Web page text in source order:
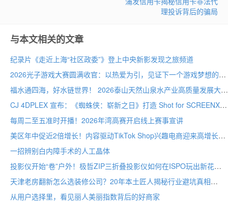
理投诉背后的骗局
与本文相关的文章
纪录片《走近上海“社区政委”》登上中央新影发现之旅频道
2026光子游戏大赛圆满收官：以热爱为引，见证下一个游戏梦想的诞生
福水通四海，好水链世界！ 2026泰山天然山泉水产业高质量发展大会圆满举行
CJ 4DPLEX 宣布：《蜘蛛侠：崭新之日》打造 Shot for SCREENX 专属版本
每周二至五准时开播！2026年湾高赛开启线上赛事宣讲
美区年中促近2倍增长！内容驱动TikTok Shop兴趣电商迎来高增长
一招辨别白内障手术的人工晶体
投影仪开始“卷”户外！极哲ZIP三折叠投影仪如何在ISPO玩出新花样？
天津老房翻新怎么选装修公司？20年本土匠人揭秘行业避坑真相
从用户选择里，看见丽人美丽指数背后的好商家